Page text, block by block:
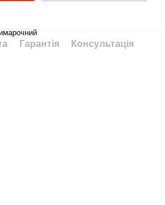
Гарантія Консультація